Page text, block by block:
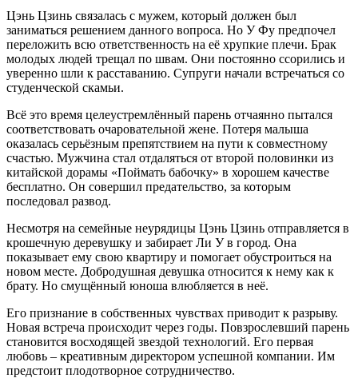
Цэнь Цзинь связалась с мужем, который должен был
заниматься решением данного вопроса. Но У Фу предпочел
переложить всю ответственность на её хрупкие плечи. Брак
молодых людей трещал по швам. Они постоянно ссорились и
уверенно шли к расставанию. Супруги начали встречаться со
студенческой скамьи.
Всё это время целеустремлённый парень отчаянно пытался
соответствовать очаровательной жене. Потеря малыша
оказалась серьёзным препятствием на пути к совместному
счастью. Мужчина стал отдаляться от второй половинки из
китайской дорамы «Поймать бабочку» в хорошем качестве
бесплатно. Он совершил предательство, за которым
последовал развод.
Несмотря на семейные неурядицы Цэнь Цзинь отправляется в
крошечную деревушку и забирает Ли У в город. Она
показывает ему свою квартиру и помогает обустроиться на
новом месте. Добродушная девушка относится к нему как к
брату. Но смущённый юноша влюбляется в неё.
Его признание в собственных чувствах приводит к разрыву.
Новая встреча происходит через годы. Повзрослевший парень
становится восходящей звездой технологий. Его первая
любовь – креативным директором успешной компании. Им
предстоит плодотворное сотрудничество.